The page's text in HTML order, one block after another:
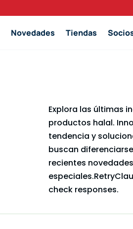
Novedades Tiendas
Explora las últimas
productos halal.
tendencia y
buscan
recientes
check responses.